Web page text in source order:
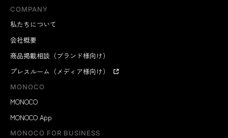
COMPANY
私たちについて
会社概要
商品掲載相談（ブランド様向け）
プレスルーム（メディア様向け）
MONOCO
MONOCO
MONOCO App
MONOCO FOR BUSINESS